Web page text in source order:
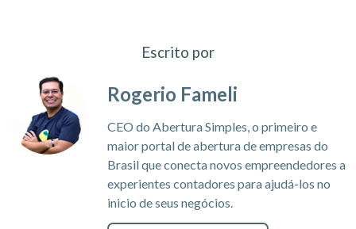
Escrito por
Rogerio Fameli
CEO do Abertura Simples, o primeiro e
maior portal de abertura de empresas do
Brasil que conecta novos empreendedores a
experientes contadores para ajudá-los no
inicio de seus negócios.